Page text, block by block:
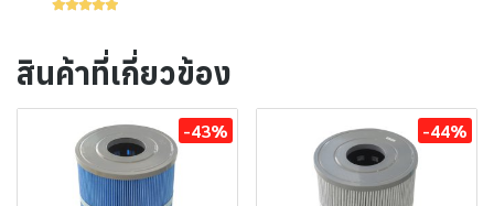
สินค้าที่เกี่ยวข้อง
-43% -44%